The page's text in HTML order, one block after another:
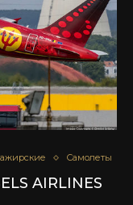
Самолеты
AIRLINES